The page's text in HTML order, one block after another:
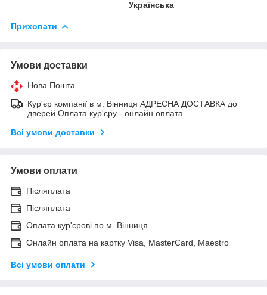
Українська
Приховати
Умови доставки
Нова Пошта
Кур'єр компанії в м. Вінниця АДРЕСНА ДОСТАВКА до
дверей Оплата кур'єру - онлайн оплата
Всі умови доставки
Умови оплати
Післяплата
Післяплата
Оплата кур'єрові по м. Вінниця
Онлайн оплата на картку Visa, MasterCard, Maestro
Всі умови оплати